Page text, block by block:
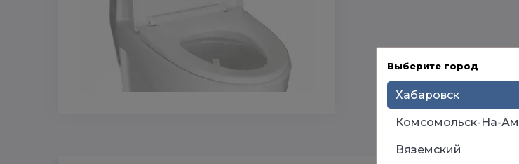
Выберите город
Хабаровск
Комсомольск-На-
Вяземский